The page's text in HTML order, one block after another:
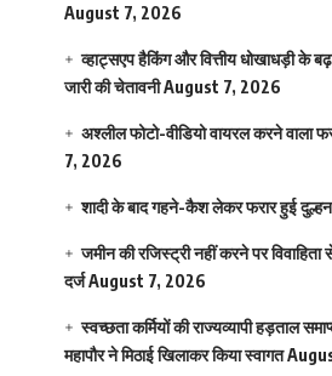
August 7, 2026
व्हाट्सएप हैकिंग और वित्तीय धोखाधड़ी के
जारी की चेतावनीAugust 7, 2026
अश्लील फोटो-वीडियो वायरल करने वाला
7, 2026
शादी के बाद गहने-कैश लेकर फरार हुई दुल्हन
जमीन की रजिस्ट्री नहीं करने पर
दर्जAugust 7, 2026
स्वच्छता कर्मियों की राज्यव्यापी हड़ताल
महापौर ने मिठाई खिलाकर किया स्वागत